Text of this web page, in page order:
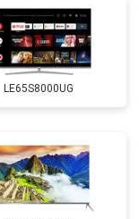
LE65S8000UG